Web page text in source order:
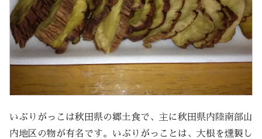
いぶりがっこは秋田県の郷土食で、主に秋田県内陸南部山
内地区の物が有名です。いぶりがっことは、大根を燻製し